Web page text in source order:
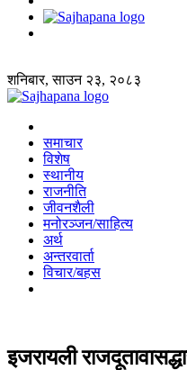
शनिबार, साउन २३, २०८३
समाचार
विशेष
स्थानीय
राजनीति
जीवनशैली
मनोरञ्जन/साहित्य
अर्थ
अन्तरवार्ता
विचार/बहस
इजरायली